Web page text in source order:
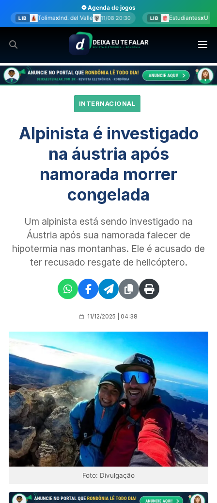
para
o
conteúdo
⚽ Agenda de jogos
del Valle
11/08 20:30 LIB Estudiantes x U Católica 11/08 20:30
INTERNACIONAL
Alpinista é investigado
na áustria após
namorada morrer
congelada
Um alpinista está sendo investigado na
Áustria após sua namorada falecer de
hipotermia nas montanhas. Ele é acusado de
ter recusado resgate de helicóptero.
11/12/2025 | 04:38
Foto: Divulgação